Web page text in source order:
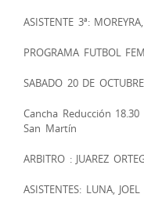
ASISTENTE 3ª:
PROGRAMA FUTBOL
SABADO 20 DE
Cancha Reducción
San Martín
ARBITRO : JUAREZ
ASISTENTES: LUNA,